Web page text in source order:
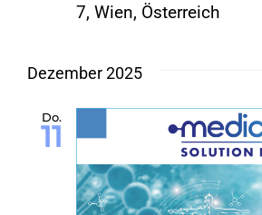
7, Wien, Österreich
Dezember 2025
Do.
11